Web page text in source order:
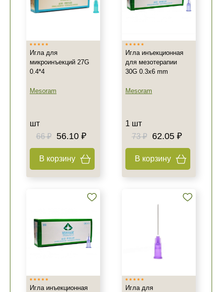
Игла для
микроинъекций 27G
0.4*4
Mesoram
шт
66 ₽
56.10 ₽
В корзину
Игла инъекционная
для мезотерапии
30G 0.3x6 mm
Mesoram
1 шт
73 ₽
62.05 ₽
В корзину
Игла инъекционная
Игла для
+7 (495) 640-58-89
+7 (929) 933-09-89